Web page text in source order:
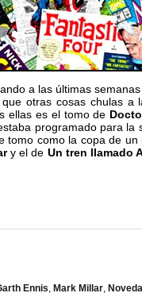
a las últimas
otras cosas chulas
ellas es el tomo de
programado para
tomo como la copa de
y el de Un tren llamado
Ennis, Mark Millar,